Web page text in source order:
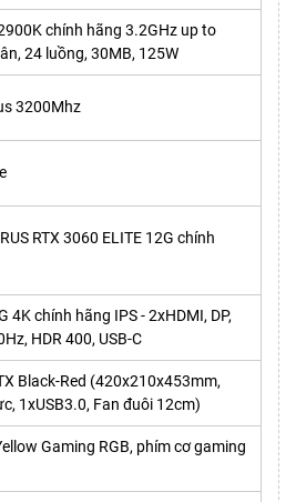
chính hãng 3.2GHz up to
24 luồng, 30MB, 125W
3200Mhz
RTX 3060 ELITE 12G chính
4K chính hãng IPS - 2xHDMI, DP,
HDR 400, USB-C
Black-Red (420x210x453mm,
1xUSB3.0, Fan đuôi 12cm)
Gaming RGB, phím cơ gaming